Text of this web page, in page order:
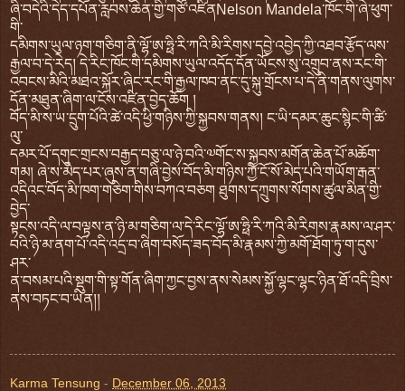
ཞི་བདེའི་དེད་དཔོན་རླབས་ཆེན་གྱི་གཙོ་འཛིནNelson Mandela་ཁོང་གི་ཞེ་ཕུག་
གི་
དམིགས་ཡུལ་ཉག་གཅིག་ནི་ལྷོ་ཨ་ཧྥི་རི་ཀའི་མི་རིགས་དབྱེ་འབྱེད་ཀྱི་འཐབ་རྩོད་ལས་
རྒྱལ་བ་དེ་རེད། དེ་རིང་ཁོང་གི་དམིགས་ཡུལ་འདོད་དོན་ཡོངས་སུ་འགྲུབ་ནས་རང་གི་
འབངས་མིའི་མཐའ་སྐོར་ཞིང་རང་གི་རྒྱལ་ཁབ་ནང་དུ་སྐུ་གྲོངས་པ་དེ་ནི་གནས་ལུགས་
དོན་མཐུན་ཞིག་ལ་ངོས་འཛིན་བྱེད་ཆོག །
བོད་མི་ས་ཡ་དྲུག་པོའི་ཚེ་འདི་ཕྱི་གཉིས་ཀྱི་སྐྱབས་གནས། ང་ཡི་དམར་ཆུང་སྙིང་གི་ཚི་
ལུ་
དམར་པོ་དགུང་གྲངས་བརྒྱད་བཅུ་ལ་ཉེ་བའི་༧གོང་ས་སྐྱབས་མགོན་ཆེན་པོ་མཆོག་
གམ། ཞེ་ས་མེད་པར་ཞུས་ན་གཞི་བྱེས་བོད་མི་གཉིས་ཀྱི་ངོ་སོ་མེད་པའི་གཡོག་རྒན་
འདིའང་བོད་མི་ཁག་གཅིག་གིས་བཀའ་བཅག ཐུགས་དཀྲུགས་སོགས་ཚུལ་མིན་གྱི་
བྱེད་
སྟངས་འདི་ལ་བལྟས་ན་ཉི་མ་གཅིག་ལ་དེ་རིང་ལྷོ་ཨ་ཧྥི་རི་ཀའི་མི་རིགས་རྣམས་ལ་ཤར་
བའི་ཉི་མ་ནག་པོ་འདི་འདྲ་བ་ཞིག་བསོད་ཟད་བོད་མི་རྣམས་ཀྱི་མགོ་ཐོག་ཏུ་ག་དུས་
ཤར་
ན་བསམ་པའི་སྡུག་གི་སྟ་གོན་ཞིག་ཀྱང་བྱས་ནས་སེམས་སྐྱོ་ལྷང་ལྷང་ཉིན་ཐོ་འདི་བྲིས་
ནས་བཏང་བ་ཡིན།།
Karma Tensung - December 06, 2013